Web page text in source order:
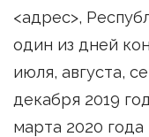
<адрес>,
один из дней
июля, августа,
декабря 2019
марта 2020